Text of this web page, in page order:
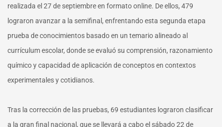
realizada el 27 de septiembre en formato online. De ellos, 479
lograron avanzar a la semifinal, enfrentando esta segunda etapa
prueba de conocimientos basado en un temario alineado al
currículum escolar, donde se evaluó su comprensión, razonamiento
químico y capacidad de aplicación de conceptos en contextos
experimentales y cotidianos.
Tras la corrección de las pruebas, 69 estudiantes lograron clasificar
a la gran final nacional, que se llevará a cabo el sábado 22 de